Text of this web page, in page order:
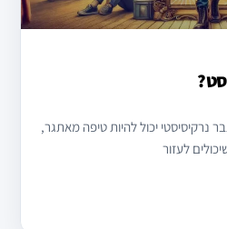
נרקיסיסטי יכול להיות טיפה מאתגר,
לעזור